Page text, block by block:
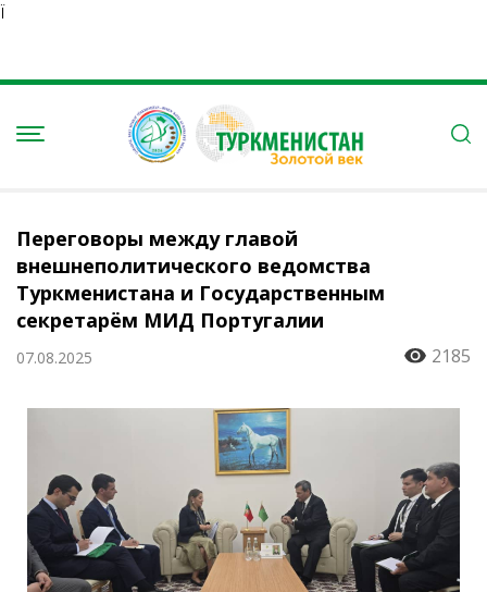
Ï
Переговоры между главой
внешнеполитического ведомства
Туркменистана и Государственным
секретарём МИД Португалии
07.08.2025 2185